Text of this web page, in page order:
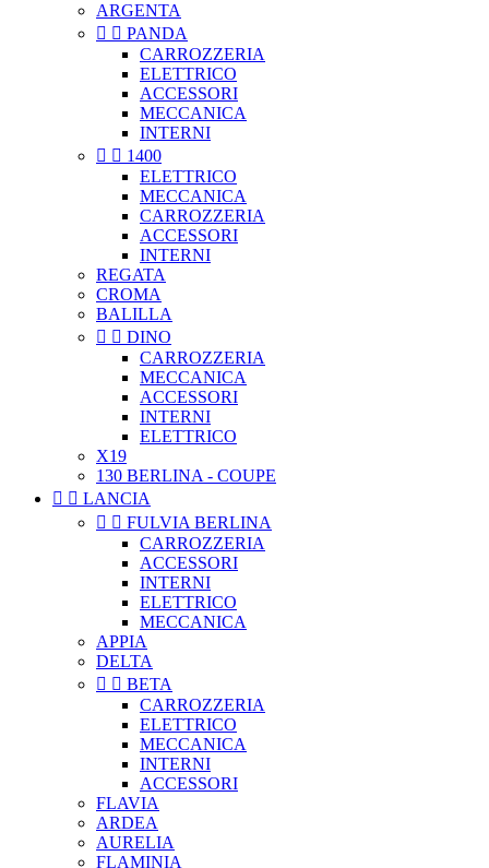
ARGENTA
  PANDA
CARROZZERIA
ELETTRICO
ACCESSORI
MECCANICA
INTERNI
  1400
ELETTRICO
MECCANICA
CARROZZERIA
ACCESSORI
INTERNI
REGATA
CROMA
BALILLA
  DINO
CARROZZERIA
MECCANICA
ACCESSORI
INTERNI
ELETTRICO
X19
130 BERLINA - COUPE
  LANCIA
  FULVIA BERLINA
CARROZZERIA
ACCESSORI
INTERNI
ELETTRICO
MECCANICA
APPIA
DELTA
  BETA
CARROZZERIA
ELETTRICO
MECCANICA
INTERNI
ACCESSORI
FLAVIA
ARDEA
AURELIA
FLAMINIA